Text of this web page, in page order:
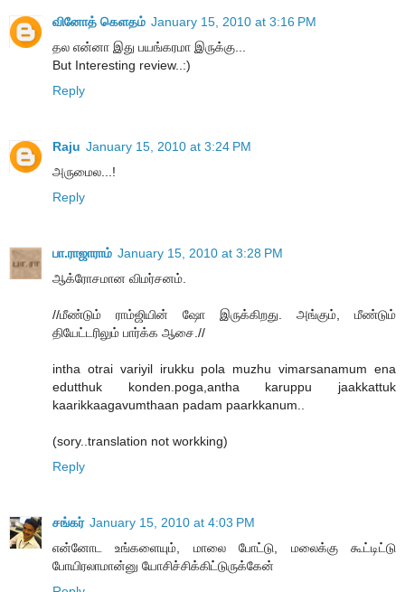
வினோத் கெளதம் January 15, 2010 at 3:16 PM
தல என்னா இது பயங்கரமா இருக்கு...
But Interesting review..:)
Reply
Raju January 15, 2010 at 3:24 PM
அருமைல...!
Reply
பா.ராஜாராம் January 15, 2010 at 3:28 PM
ஆக்ரோசமான விமர்சனம்.
//மீண்டும் ராம்ஜியின் ஷோ இருக்கிறது. அங்கும், மீண்டும்
தியேட்டரிலும் பார்க்க ஆசை.//
intha otrai variyil irukku pola muzhu vimarsanamum ena
edutthuk konden.poga,antha karuppu jaakkattuk
kaarikkaagavumthaan padam paarkkanum..
(sory..translation not workking)
Reply
சங்கர் January 15, 2010 at 4:03 PM
என்னோட உங்களையும், மாலை போட்டு, மலைக்கு கூட்டிட்டு
போயிரலாமான்னு யோசிச்சிக்கிட்டுருக்கேன்